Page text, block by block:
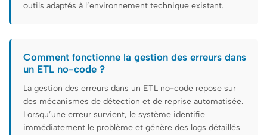
outils adaptés à l’environnement technique existant.
Comment fonctionne la gestion des erreurs dans
un ETL no-code ?
La gestion des erreurs dans un ETL no-code repose sur
des mécanismes de détection et de reprise automatisée.
Lorsqu’une erreur survient, le système identifie
immédiatement le problème et génère des logs détaillés